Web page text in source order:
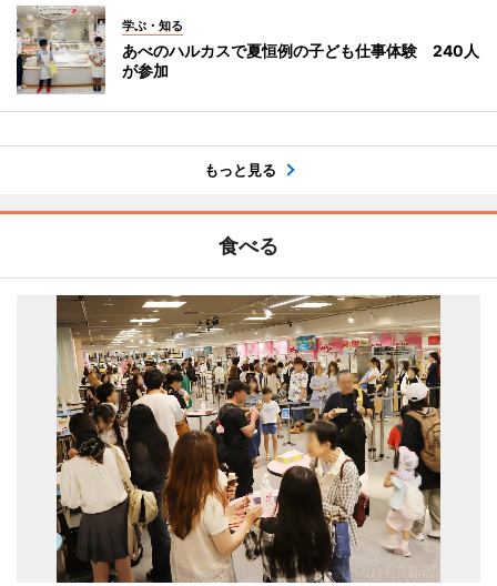
学ぶ・知る
あべのハルカスで夏恒例の子ども仕事体験 240人
が参加
もっと見る
食べる